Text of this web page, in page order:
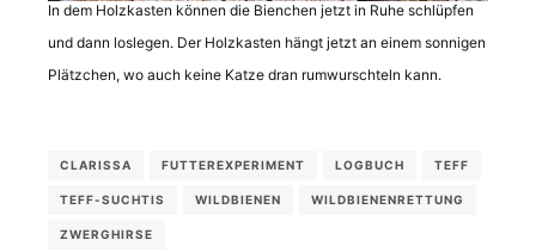
In dem Holzkasten können die Bienchen jetzt in Ruhe schlüpfen
und dann loslegen. Der Holzkasten hängt jetzt an einem sonnigen
Plätzchen, wo auch keine Katze dran rumwurschteln kann.
CLARISSA FUTTEREXPERIMENT LOGBUCH TEFF
TEFF-SUCHTIS WILDBIENEN WILDBIENENRETTUNG
ZWERGHIRSE